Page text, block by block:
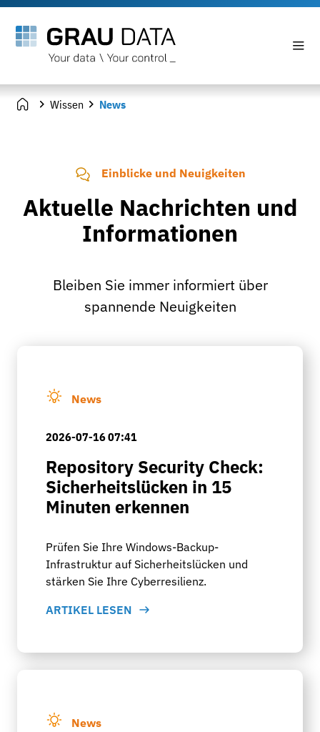
Wissen News
Einblicke und Neuigkeiten
Aktuelle Nachrichten und
Informationen
Bleiben Sie immer informiert über
spannende Neuigkeiten
News
2026-07-16 07:41
Repository Security Check:
Sicherheitslücken in 15
Minuten erkennen
Prüfen Sie Ihre Windows-Backup-
Infrastruktur auf Sicherheitslücken und
stärken Sie Ihre Cyberresilienz.
ARTIKEL LESEN
News